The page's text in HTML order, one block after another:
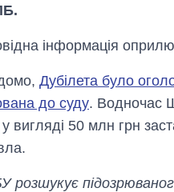
інформація
Дубілета було
до суду. Водночас
у вигляді 50 млн грн
розшукує